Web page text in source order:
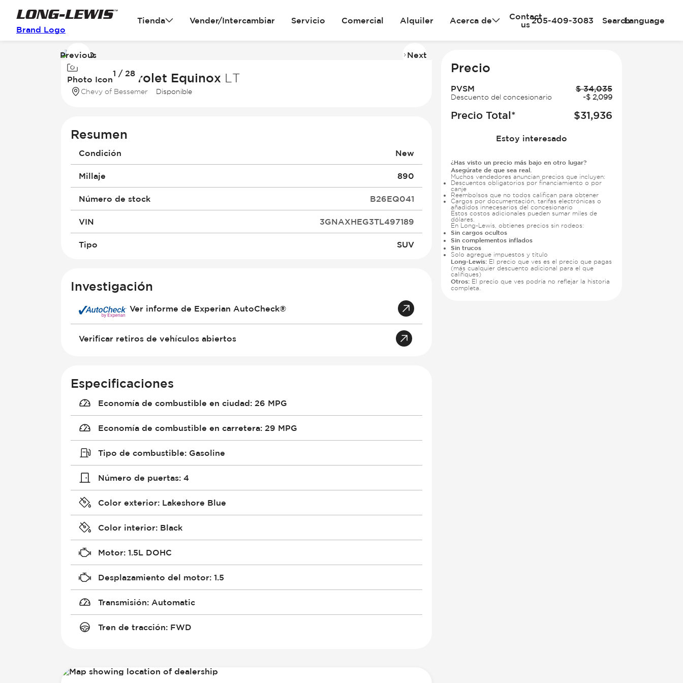
Brand Logo
Tienda Vender/Intercambiar Servicio Comercial Alquiler Acerca de
Contact
us205-409-3083 SearchLanguage
Image
of
Image
Photo Icon
1 / 28
Previous Next
2026 Chevrolet Equinox LT
Chevy of Bessemer Disponible
Precio
PVSM $ 34,035
Descuento del concesionario -$ 2,099
Precio Total* $31,936
Estoy interesado
¿Has visto un precio más bajo en otro lugar?
Asegúrate de que sea real.
Muchos vendedores anuncian precios que incluyen:
Descuentos obligatorios por financiamiento o por
canje
Reembolsos que no todos califican para obtener
Cargos por documentación, tarifas electrónicas o
añadidos innecesarios del concesionario
Estos costos adicionales pueden sumar miles de
dólares.
En Long-Lewis, obtienes precios sin rodeos:
Sin cargos ocultos
Sin complementos inflados
Sin trucos
Solo agregue impuestos y título
Long-Lewis: El precio que ves es el precio que pagas
(más cualquier descuento adicional para el que
califiques)
Otros: El precio que ves podría no reflejar la historia
completa.
Resumen
Condición New
Millaje 890
Número de stock B26EQ041
VIN 3GNAXHEG3TL497189
Tipo SUV
Investigación
Ver informe de Experian AutoCheck®
Verificar retiros de vehículos abiertos
Especificaciones
Economía de combustible en ciudad: 26 MPG
Economía de combustible en carretera: 29 MPG
Tipo de combustible: Gasoline
Número de puertas: 4
Color exterior: Lakeshore Blue
Color interior: Black
Motor: 1.5L DOHC
Desplazamiento del motor: 1.5
Transmisión: Automatic
Tren de tracción: FWD